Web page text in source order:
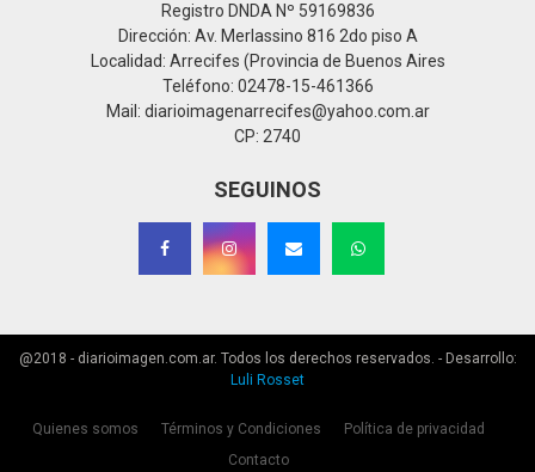
Registro DNDA Nº 59169836
Dirección: Av. Merlassino 816 2do piso A
Localidad: Arrecifes (Provincia de Buenos Aires
Teléfono: 02478-15-461366
Mail: diarioimagenarrecifes@yahoo.com.ar
CP: 2740
SEGUINOS
@2018 - diarioimagen.com.ar. Todos los derechos reservados. - Desarrollo:
Luli Rosset
Quienes somos Términos y Condiciones
Política de privacidad
Contacto